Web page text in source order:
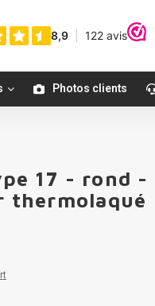
Photos clients
17 - rond -
thermolaqué